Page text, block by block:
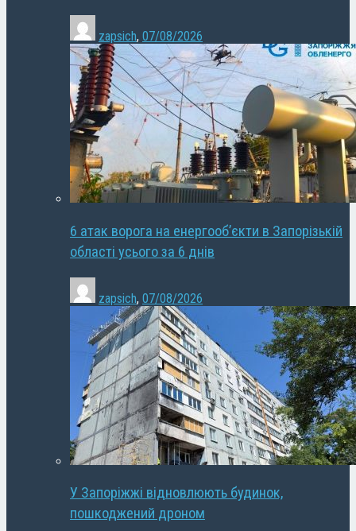
zapsich, 07/08/2026
6 атак ворога на енергооб’єкти в Запорізькій
області усього за 6 днів
zapsich, 07/08/2026
У Запоріжжі відновлюють будинок,
пошкоджений дроном